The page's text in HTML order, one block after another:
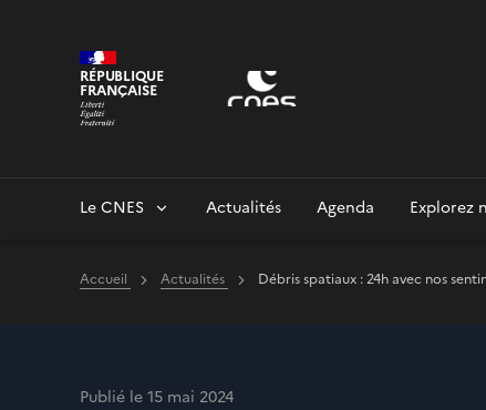
RÉPUBLIQUE
FRANÇAISE
Le CNES Actualités Agenda Explorez
Accueil Actualités Débris spatiaux : 24h avec nos
Publié le 15 mai 2024